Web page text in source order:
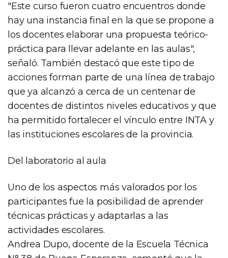
"Este curso fueron cuatro encuentros donde
hay una instancia final en la que se propone a
los docentes elaborar una propuesta teórico-
práctica para llevar adelante en las aulas",
señaló. También destacó que este tipo de
acciones forman parte de una línea de trabajo
que ya alcanzó a cerca de un centenar de
docentes de distintos niveles educativos y que
ha permitido fortalecer el vínculo entre INTA y
las instituciones escolares de la provincia.
Del laboratorio al aula
Uno de los aspectos más valorados por los
participantes fue la posibilidad de aprender
técnicas prácticas y adaptarlas a las
actividades escolares.
Andrea Dupo, docente de la Escuela Técnica